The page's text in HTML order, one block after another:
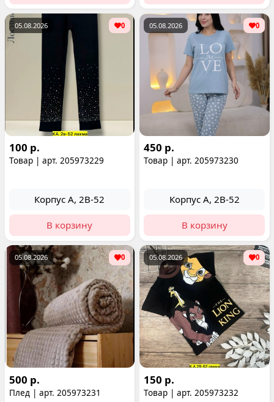
05.08.2026 0
100 р.
Товар | арт. 205973229
Корпус А, 2В-52
В корзину
05.08.2026 0
450 р.
Товар | арт. 205973230
Корпус А, 2В-52
В корзину
05.08.2026 0
500 р.
Плед | арт. 205973231
05.08.2026 0
150 р.
Товар | арт. 205973232